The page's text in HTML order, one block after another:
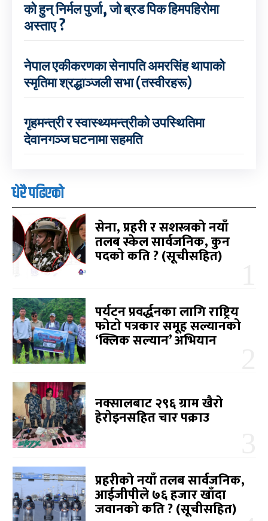
को हुन् निर्मल पुर्जा, जो ब्रड पिक हिमपहिरोमा
अस्ताए ?
नेपाल एकीकरणका सेनापति अमरसिंह थापाको
स्मृतिमा श्रद्धाञ्जली सभा (तस्वीरहरू)
गृहमन्त्री र स्वास्थ्यमन्त्रीको उपस्थितिमा
देवानगञ्ज घटनामा सहमति
धेरै पढिएको
सेना, प्रहरी र सशस्त्रको नयाँ
तलब स्केल सार्वजनिक, कुन
पदको कति ? (सूचीसहित)
पर्यटन प्रवर्द्धनका लागि राष्ट्रिय
फोटो पत्रकार समूह सल्यानको
‘क्लिक सल्यान’ अभियान
नक्सालबाट २९६ ग्राम खैरो
हेरोइनसहित चार पक्राउ
प्रहरीको नयाँ तलब सार्वजनिक,
आईजीपीले ७६ हजार खाँदा
जवानको कति ? (सूचीसहित)